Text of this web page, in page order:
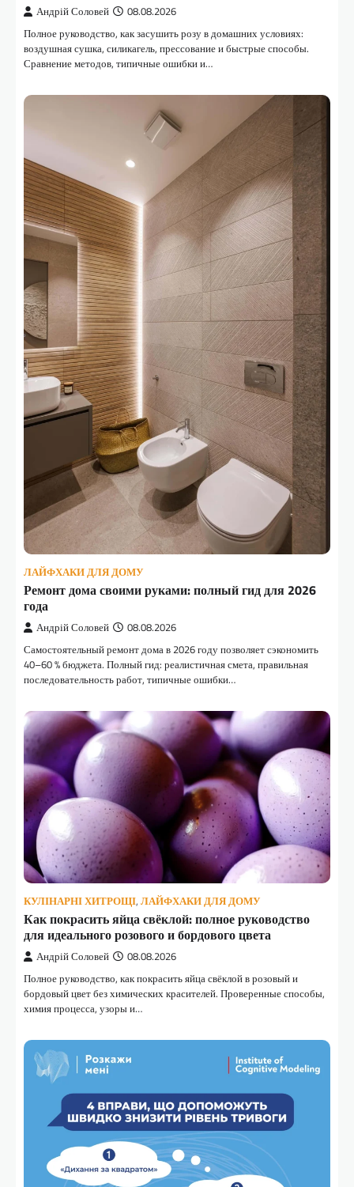
Андрій Соловей 08.08.2026
Полное руководство, как засушить розу в домашних условиях:
воздушная сушка, силикагель, прессование и быстрые способы.
Сравнение методов, типичные ошибки и…
ЛАЙФХАКИ ДЛЯ ДОМУ
Ремонт дома своими руками: полный гид для 2026
года
Андрій Соловей 08.08.2026
Самостоятельный ремонт дома в 2026 году позволяет сэкономить
40–60 % бюджета. Полный гид: реалистичная смета, правильная
последовательность работ, типичные ошибки…
КУЛІНАРНІ ХИТРОЩІ, ЛАЙФХАКИ ДЛЯ ДОМУ
Как покрасить яйца свёклой: полное руководство
для идеального розового и бордового цвета
Андрій Соловей 08.08.2026
Полное руководство, как покрасить яйца свёклой в розовый и
бордовый цвет без химических красителей. Проверенные способы,
химия процесса, узоры и…